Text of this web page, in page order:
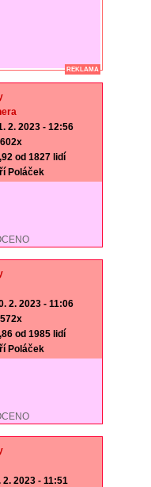
REKLAMA
2. 2023 - 12:56
od 1827 lidí
Poláček
2. 2023 - 11:06
od 1985 lidí
Poláček
2. 2023 - 11:51